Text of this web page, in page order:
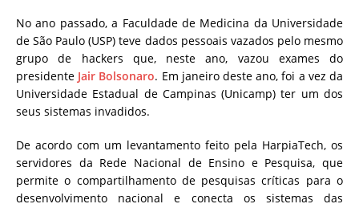
No ano passado, a Faculdade de Medicina da Universidade
de São Paulo (USP) teve dados pessoais vazados pelo mesmo
grupo de hackers que, neste ano, vazou exames do
presidente Jair Bolsonaro. Em janeiro deste ano, foi a vez da
Universidade Estadual de Campinas (Unicamp) ter um dos
seus sistemas invadidos.
De acordo com um levantamento feito pela HarpiaTech, os
servidores da Rede Nacional de Ensino e Pesquisa, que
permite o compartilhamento de pesquisas críticas para o
desenvolvimento nacional e conecta os sistemas das